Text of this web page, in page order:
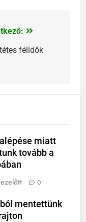
félidők
miatt
tovább a
0
mentettünk